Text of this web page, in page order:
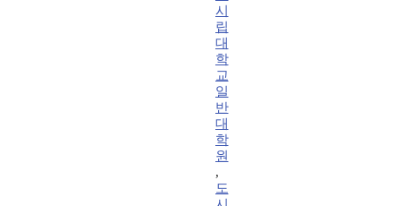
시
립
대
학
교
일
반
대
학
원
,
도